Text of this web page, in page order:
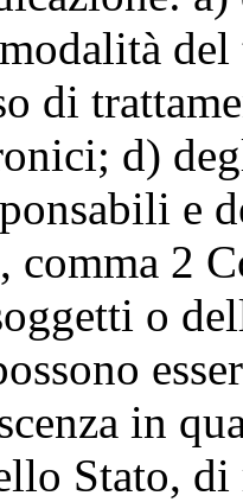
di
d)
e
comma 2
o
in
Stato,